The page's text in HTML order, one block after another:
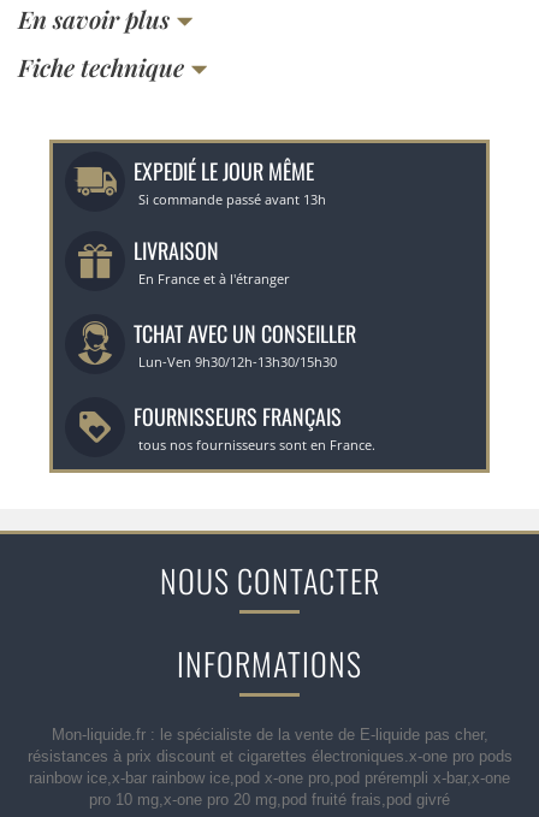
En savoir plus
Fiche technique
EXPEDIÉ LE JOUR MÊME
Si commande passé avant 13h
LIVRAISON
En France et à l'étranger
TCHAT AVEC UN CONSEILLER
Lun-Ven 9h30/12h-13h30/15h30
FOURNISSEURS FRANÇAIS
tous nos fournisseurs sont en France.
NOUS CONTACTER
INFORMATIONS
Mon-liquide.fr : le spécialiste de la vente de E-liquide pas cher,
résistances à prix discount et cigarettes électroniques.x-one pro pods
rainbow ice,x-bar rainbow ice,pod x-one pro,pod prérempli x-bar,x-one
pro 10 mg,x-one pro 20 mg,pod fruité frais,pod givré